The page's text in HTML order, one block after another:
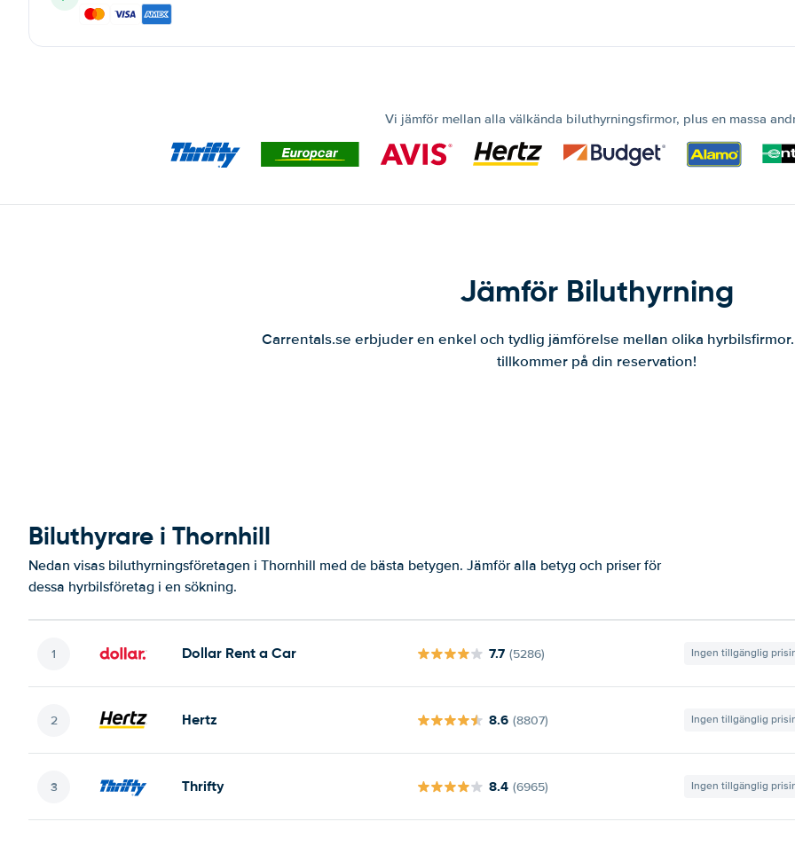
Vi jämför mellan alla välkända biluthyrningsfirmor, plus en massa
Jämför Biluthyrning
Carrentals.se erbjuder en enkel och tydlig jämförelse mellan olika
tillkommer på din reservation!
Biluthyrare i Thornhill
Nedan visas biluthyrningsföretagen i Thornhill med de bästa betygen. Jämför alla betyg och priser för
dessa hyrbilsföretag i en sökning.
Dollar Rent a Car 7.7 (5286) Ingen tillgänglig
Hertz 8.6 (8807) Ingen tillgänglig
Thrifty 8.4 (6965) Ingen tillgänglig